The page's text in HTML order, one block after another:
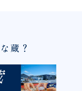
蔵？